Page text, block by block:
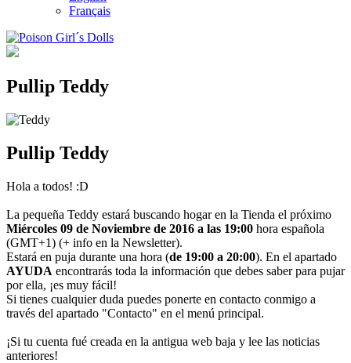
Français
Pullip Teddy
Pullip Teddy
Hola a todos! :D
La pequeña Teddy estará buscando hogar en la Tienda el próximo
Miércoles 09 de Noviembre de 2016 a las 19:00 hora española
(GMT+1) (+ info en la Newsletter).
Estará en puja durante una hora (de 19:00 a 20:00). En el apartado
AYUDA encontrarás toda la información que debes saber para pujar
por ella, ¡es muy fácil!
Si tienes cualquier duda puedes ponerte en contacto conmigo a
través del apartado "Contacto" en el menú principal.
¡Si tu cuenta fué creada en la antigua web baja y lee las noticias
anteriores!